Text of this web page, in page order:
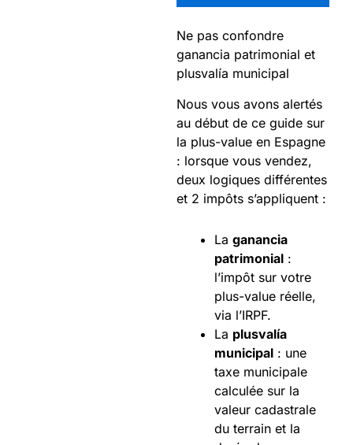
Ne pas confondre
ganancia patrimonial et
plusvalía municipal
Nous vous avons alertés
au début de ce guide sur
la plus-value en Espagne
: lorsque vous vendez,
deux logiques différentes
et 2 impôts s’appliquent :
La ganancia
patrimonial :
l’impôt sur votre
plus-value réelle,
via l’IRPF.
La plusvalía
municipal : une
taxe municipale
calculée sur la
valeur cadastrale
du terrain et la